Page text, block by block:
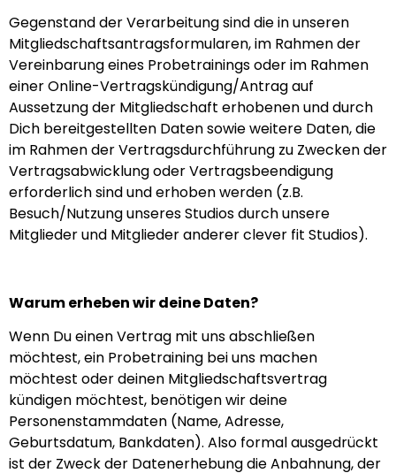
Gegenstand der Verarbeitung sind die in unseren
Mitgliedschaftsantragsformularen, im Rahmen der
Vereinbarung eines Probetrainings oder im Rahmen
einer Online-Vertragskündigung/Antrag auf
Aussetzung der Mitgliedschaft erhobenen und durch
Dich bereitgestellten Daten sowie weitere Daten, die
im Rahmen der Vertragsdurchführung zu Zwecken der
Vertragsabwicklung oder Vertragsbeendigung
erforderlich sind und erhoben werden (z.B.
Besuch/Nutzung unseres Studios durch unsere
Mitglieder und Mitglieder anderer clever fit Studios).
Warum erheben wir deine Daten?
Wenn Du einen Vertrag mit uns abschließen
möchtest, ein Probetraining bei uns machen
möchtest oder deinen Mitgliedschaftsvertrag
kündigen möchtest, benötigen wir deine
Personenstammdaten (Name, Adresse,
Geburtsdatum, Bankdaten). Also formal ausgedrückt
ist der Zweck der Datenerhebung die Anbahnung, der